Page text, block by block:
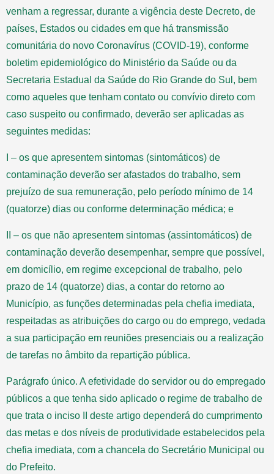
venham a regressar, durante a vigência deste Decreto, de
países, Estados ou cidades em que há transmissão
comunitária do novo Coronavírus (COVID-19), conforme
boletim epidemiológico do Ministério da Saúde ou da
Secretaria Estadual da Saúde do Rio Grande do Sul, bem
como aqueles que tenham contato ou convívio direto com
caso suspeito ou confirmado, deverão ser aplicadas as
seguintes medidas:
I – os que apresentem sintomas (sintomáticos) de
contaminação deverão ser afastados do trabalho, sem
prejuízo de sua remuneração, pelo período mínimo de 14
(quatorze) dias ou conforme determinação médica; e
II – os que não apresentem sintomas (assintomáticos) de
contaminação deverão desempenhar, sempre que possível,
em domicílio, em regime excepcional de trabalho, pelo
prazo de 14 (quatorze) dias, a contar do retorno ao
Município, as funções determinadas pela chefia imediata,
respeitadas as atribuições do cargo ou do emprego, vedada
a sua participação em reuniões presenciais ou a realização
de tarefas no âmbito da repartição pública.
Parágrafo único. A efetividade do servidor ou do empregado
públicos a que tenha sido aplicado o regime de trabalho de
que trata o inciso II deste artigo dependerá do cumprimento
das metas e dos níveis de produtividade estabelecidos pela
chefia imediata, com a chancela do Secretário Municipal ou
do Prefeito.